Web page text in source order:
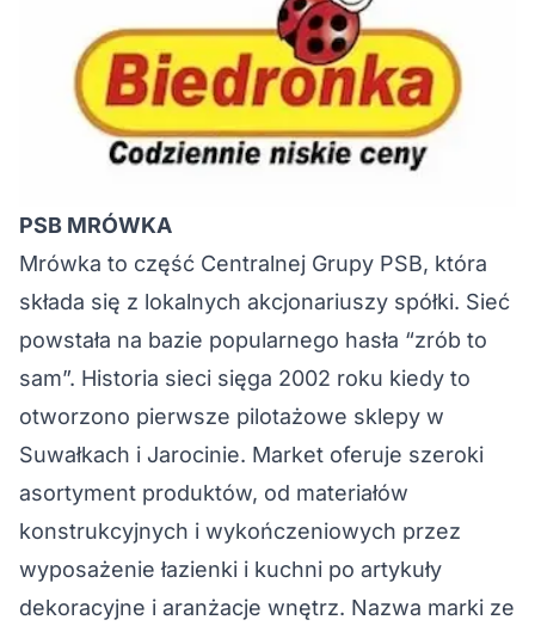
PSB MRÓWKA
Mrówka to część Centralnej Grupy PSB, która
składa się z lokalnych akcjonariuszy spółki. Sieć
powstała na bazie popularnego hasła “zrób to
sam”. Historia sieci sięga 2002 roku kiedy to
otworzono pierwsze pilotażowe sklepy w
Suwałkach i Jarocinie. Market oferuje szeroki
asortyment produktów, od materiałów
konstrukcyjnych i wykończeniowych przez
wyposażenie łazienki i kuchni po artykuły
dekoracyjne i aranżacje wnętrz. Nazwa marki ze